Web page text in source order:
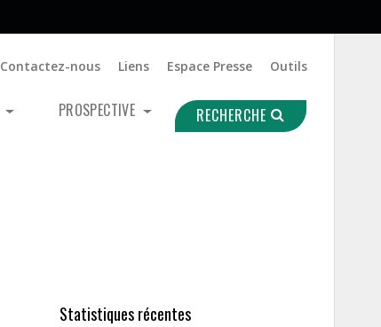
Contactez-nous Liens Espace Presse Outils
PROSPECTIVE RECHERCHE
Statistiques récentes